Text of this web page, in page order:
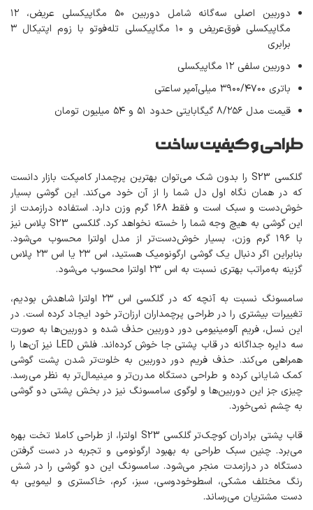
دوربین اصلی سه‌گانه شامل دوربین ۵۰ مگاپیکسلی عریض، ١٢
مگاپیکسلی فوق‌عریض و ١۰ مگاپیکسلی تله‌فوتو با زوم اپتیکال ٣
برابری
دوربین سلفی ١٢ مگاپیکسلی
باتری ٣٩۰۰/۴۷۰۰ میلی‌آمپر ساعتی
قیمت مدل ٨/٢۵۶ گیگابایتی حدود ۵۱ و ۵۴ میلیون تومان
طراحی و کیفیت ساخت
گلکسی S23 را بدون شک می‌توان بهترین پرچمدار کامپکت بازار دانست
که در همان نگاه اول دل شما را از آن خود می‌کند. این گوشی بسیار
خوش‌دست و سبک است و فقط ۱۶۸ گرم وزن دارد. استفاده درازمدت از
این گوشی به هیچ وجه شما را خسته نخواهد کرد. گلکسی S23 پلاس نیز
با ۱۹۶ گرم وزن، بسیار خوش‌دست‌تر از مدل اولترا محسوب می‌شود.
بنابراین اگر دنبال یک گوشی ارگونومیک هستید، اس ۲۳ یا اس ۲۳ پلاس
گزینه به‌مراتب بهتری نسبت به اس ۲۳ اولترا محسوب می‌شود.
سامسونگ نسبت به آنچه که در گلکسی اس ٢٣ اولترا شاهدش بودیم،
تغییرات بیشتری را در طراحی پرچمداران ارزان‌تر خود ایجاد کرده است. در
این نسل، فریم آلومینیومی دور دوربین حذف شده و دوربین‌ها به صورت
سه دایره جداگانه در قاب پشتی جا خوش کرده‌اند. فلش LED نیز آن‌ها را
همراهی می‌کند. حذف فریم دور دوربین به خلوت‌تر شدن پشت گوشی
کمک شایانی کرده و طراحی دستگاه مدرن‌تر و مینیمال‌تر به نظر می‌رسد.
چیزی جز این دوربین‌ها و لوگوی سامسونگ نیز در بخش پشتی دو گوشی
به چشم نمی‌خورد.
قاب پشتی برادران کوچک‌تر گلکسی S23 اولترا، از طراحی کاملا تخت بهره
می‌برد. چنین سبک طراحی به بهبود ارگونومی و تجربه در دست گرفتن
دستگاه در درازمدت منجر می‌شود. سامسونگ این دو گوشی را در شش
رنگ مختلف مشکی، اسطوخودوسی، سبز، کرم، خاکستری و لیمویی به
دست مشتریان می‌رساند.